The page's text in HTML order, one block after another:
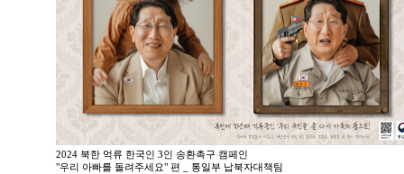
2024 북한 억류 한국인 3인 송환촉구 캠페인
"우리 아빠를 돌려주세요" 편 _ 통일부 납북자대책팀